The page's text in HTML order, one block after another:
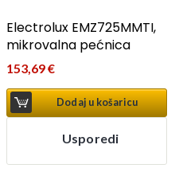
Electrolux EMZ725MMTI,
mikrovalna pećnica
153,69€
Dodaj u košaricu
Usporedi